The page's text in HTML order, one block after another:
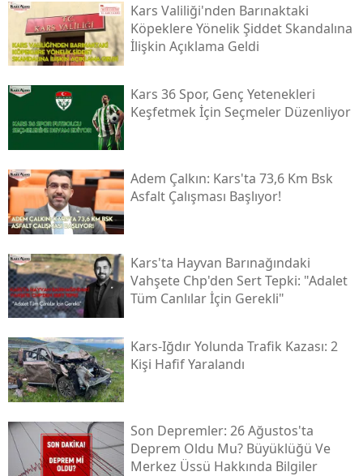
Kars Valiliği'nden Barınaktaki
Köpeklere Yönelik Şiddet Skandalına
İlişkin Açıklama Geldi
Kars 36 Spor, Genç Yetenekleri
Keşfetmek İçin Seçmeler Düzenliyor
Adem Çalkın: Kars'ta 73,6 Km Bsk
Asfalt Çalışması Başlıyor!
Kars'ta Hayvan Barınağındaki
Vahşete Chp'den Sert Tepki: "adalet
Tüm Canlılar İçin Gerekli"
Kars-Iğdır Yolunda Trafik Kazası: 2
Kişi Hafif Yaralandı
Son Depremler: 26 Ağustos'ta
Deprem Oldu Mu? Büyüklüğü Ve
Merkez Üssü Hakkında Bilgiler